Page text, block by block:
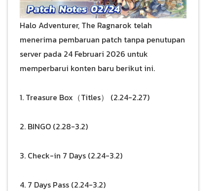
Halo Adventurer, The Ragnarok telah
menerima pembaruan patch tanpa penutupan
server pada 24 Februari 2026 untuk
memperbarui konten baru berikut ini.
1. Treasure Box（Titles） (2.24-2.27)
2. BINGO (2.28-3.2)
3. Check-in 7 Days (2.24-3.2)
4. 7 Days Pass (2.24-3.2)